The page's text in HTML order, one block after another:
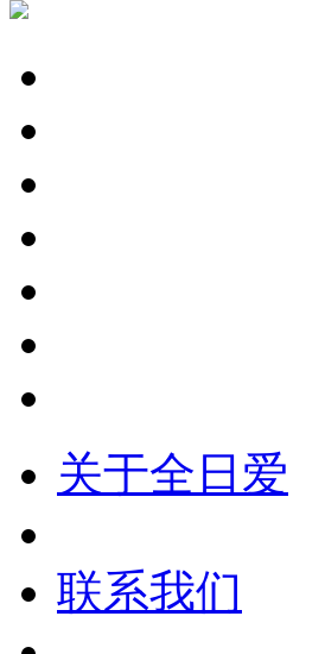
关于全日爱
联系我们